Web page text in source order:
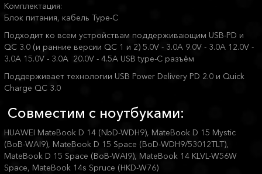
Комплектация:
Блок питания, кабель Type-C
Подходит ко всем устройствам поддерживающим USB-PD и
QC 3.0 (и ранние версии QC 1 и 2) 5.0V - 3.0A 9.0V - 3.0A 12.0V -
3.0A 15.0V - 3.0A 20.0V - 4.5A USB type-C разъём
Поддерживает технологии USB Power Delivery PD 2.0 и Quick
Charge QC 3.0
Совместим с ноутбуками:
HUAWEI MateBook D 14 (NbD-WDH9), MateBook D 15 Mystic
(BoB-WAI9), MateBook D 15 Space (BoD-WDH9/53012TLT),
MateBook D 15 Space (BoB-WAI9), MateBook 14 KLVL-W56W
Space, MateBook 14s Spruce (HKD-W76)